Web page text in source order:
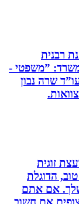
”משפטי -
שרה נבון
זוגית
הדוגלת
אם אתם